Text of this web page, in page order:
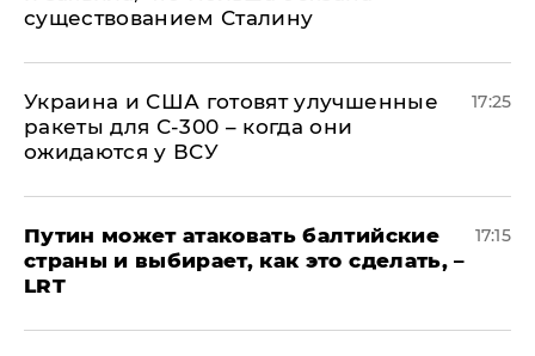
существованием Сталину
Украина и США готовят улучшенные
ракеты для С-300 – когда они
ожидаются у ВСУ
17:25
Путин может атаковать балтийские
страны и выбирает, как это сделать, –
LRT
17:15